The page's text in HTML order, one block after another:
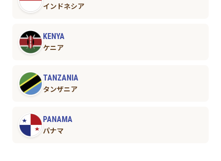
インドネシア
KENYA
ケニア
TANZANIA
タンザニア
PANAMA
パナマ